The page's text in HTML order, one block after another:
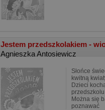
Jestem przedszkolakiem -
Agnieszka Antosiewicz
Słońce
kwitną
Dzieci
Można się
poznawać